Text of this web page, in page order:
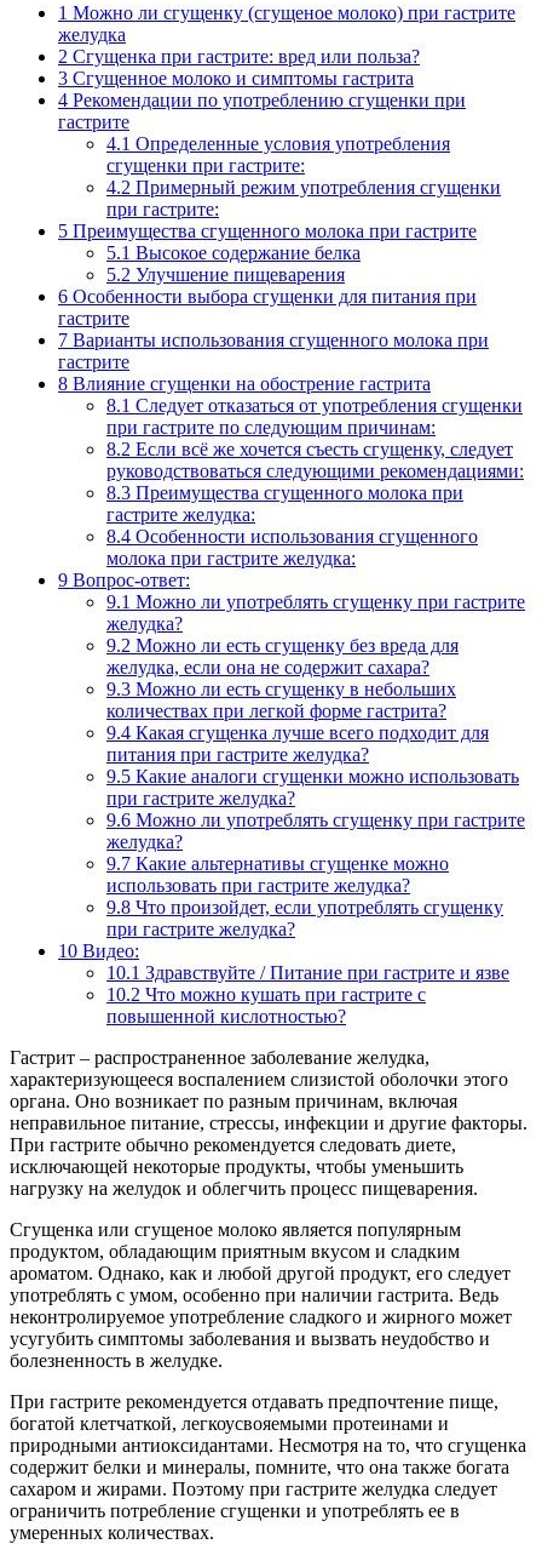
1 Можно ли сгущенку (сгущеное молоко) при гастрите
желудка
2 Сгущенка при гастрите: вред или польза?
3 Сгущенное молоко и симптомы гастрита
4 Рекомендации по употреблению сгущенки при
гастрите
4.1 Определенные условия употребления
сгущенки при гастрите:
4.2 Примерный режим употребления сгущенки
при гастрите:
5 Преимущества сгущенного молока при гастрите
5.1 Высокое содержание белка
5.2 Улучшение пищеварения
6 Особенности выбора сгущенки для питания при
гастрите
7 Варианты использования сгущенного молока при
гастрите
8 Влияние сгущенки на обострение гастрита
8.1 Следует отказаться от употребления сгущенки
при гастрите по следующим причинам:
8.2 Если всё же хочется съесть сгущенку, следует
руководствоваться следующими рекомендациями:
8.3 Преимущества сгущенного молока при
гастрите желудка:
8.4 Особенности использования сгущенного
молока при гастрите желудка:
9 Вопрос-ответ:
9.1 Можно ли употреблять сгущенку при гастрите
желудка?
9.2 Можно ли есть сгущенку без вреда для
желудка, если она не содержит сахара?
9.3 Можно ли есть сгущенку в небольших
количествах при легкой форме гастрита?
9.4 Какая сгущенка лучше всего подходит для
питания при гастрите желудка?
9.5 Какие аналоги сгущенки можно использовать
при гастрите желудка?
9.6 Можно ли употреблять сгущенку при гастрите
желудка?
9.7 Какие альтернативы сгущенке можно
использовать при гастрите желудка?
9.8 Что произойдет, если употреблять сгущенку
при гастрите желудка?
10 Видео:
10.1 Здравствуйте / Питание при гастрите и язве
10.2 Что можно кушать при гастрите с
повышенной кислотностью?
Гастрит – распространенное заболевание желудка,
характеризующееся воспалением слизистой оболочки этого
органа. Оно возникает по разным причинам, включая
неправильное питание, стрессы, инфекции и другие факторы.
При гастрите обычно рекомендуется следовать диете,
исключающей некоторые продукты, чтобы уменьшить
нагрузку на желудок и облегчить процесс пищеварения.
Сгущенка или сгущеное молоко является популярным
продуктом, обладающим приятным вкусом и сладким
ароматом. Однако, как и любой другой продукт, его следует
употреблять с умом, особенно при наличии гастрита. Ведь
неконтролируемое употребление сладкого и жирного может
усугубить симптомы заболевания и вызвать неудобство и
болезненность в желудке.
При гастрите рекомендуется отдавать предпочтение пище,
богатой клетчаткой, легкоусвояемыми протеинами и
природными антиоксидантами. Несмотря на то, что сгущенка
содержит белки и минералы, помните, что она также богата
сахаром и жирами. Поэтому при гастрите желудка следует
ограничить потребление сгущенки и употреблять ее в
умеренных количествах.